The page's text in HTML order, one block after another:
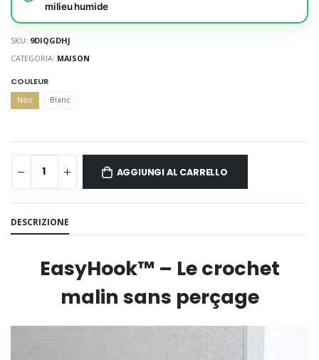
milieu humide
SKU: 9DIQGDHJ
CATEGORIA: MAISON
COULEUR
Noir Blanc
AGGIUNGI AL CARRELLO
DESCRIZIONE
EasyHook™ – Le crochet
malin sans perçage